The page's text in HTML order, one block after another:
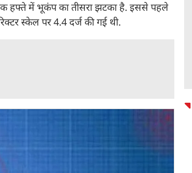
हफ्ते में भूकंप का तीसरा झटका है. इससे पहले
स्केल पर 4.4 दर्ज की गई थी.